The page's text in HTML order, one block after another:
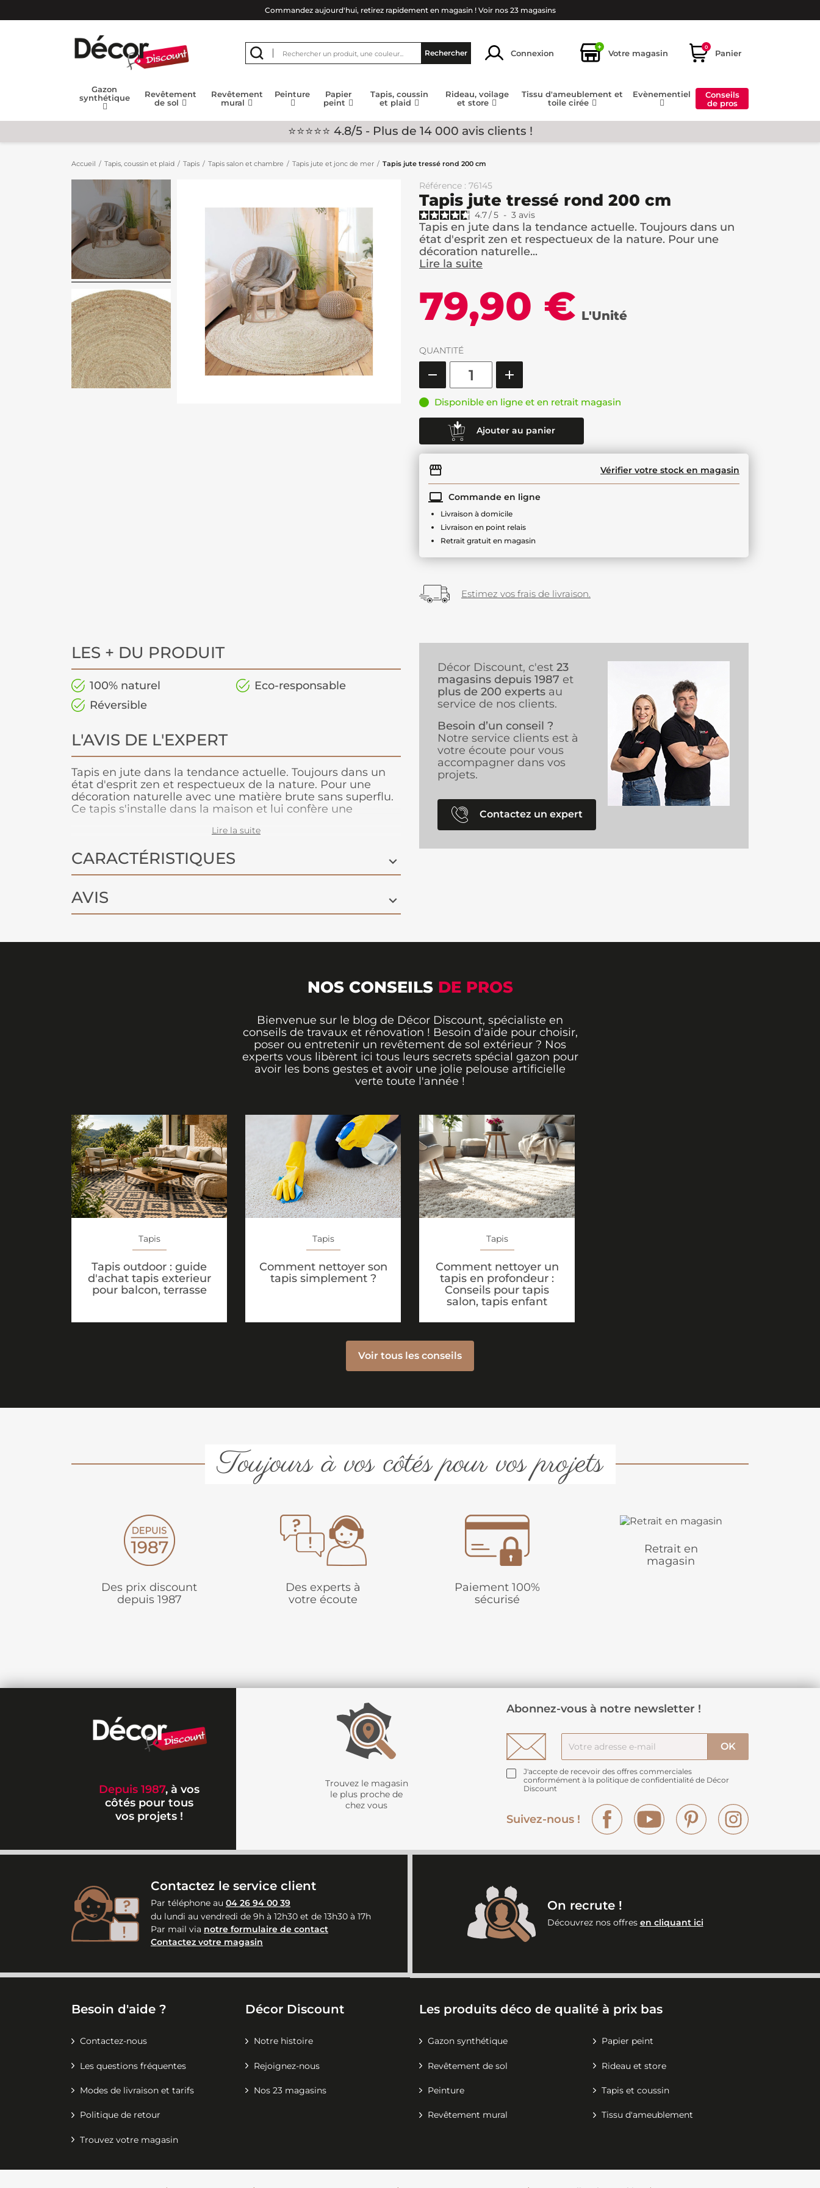
Commandez aujourd'hui, retirez rapidement en magasin ! Voir nos 23 magasins
Rechercher Connexion
+
Votre magasin
0
Panier
Gazon
synthétique
Revêtement
de sol
Revêtement
mural
Peinture
Papier
peint
Tapis, coussin
et plaid
Rideau, voilage
et store
Tissu d'ameublement et
toile cirée
Evènementiel
Conseils
de pros
⭐⭐⭐⭐⭐ 4.8/5 - Plus de 14 000 avis clients !
Accueil Tapis, coussin et plaid Tapis Tapis salon et chambre Tapis jute et jonc de mer Tapis jute tressé rond 200 cm
Référence : 76145
Tapis jute tressé rond 200 cm
4.7/5 - 3 avis
Tapis en jute dans la tendance actuelle. Toujours dans un
état d'esprit zen et respectueux de la nature. Pour une
décoration naturelle...
Lire la suite
79,90 € L'Unité
QUANTITÉ
Disponible en ligne et en retrait magasin
Ajouter au panier
Vérifier votre stock en magasin
Commande en ligne
Livraison à domicile
Livraison en point relais
Retrait gratuit en magasin
Estimez vos frais de livraison.
LES + DU PRODUIT
100% naturel
Eco-responsable
Réversible
L'AVIS DE L'EXPERT
Tapis en jute dans la tendance actuelle. Toujours dans un
état d'esprit zen et respectueux de la nature. Pour une
décoration naturelle avec une matière brute sans superflu.
Ce tapis s'installe dans la maison et lui confère une
Lire la suite
CARACTÉRISTIQUES
AVIS
Décor Discount, c'est 23
magasins depuis 1987 et
plus de 200 experts au
service de nos clients.
Besoin d’un conseil ?
Notre service clients est à
votre écoute pour vous
accompagner dans vos
projets.
Contactez un expert
NOS CONSEILS DE PROS
Bienvenue sur le blog de Décor Discount, spécialiste en
conseils de travaux et rénovation ! Besoin d'aide pour choisir,
poser ou entretenir un revêtement de sol extérieur ? Nos
experts vous libèrent ici tous leurs secrets spécial gazon pour
avoir les bons gestes et avoir une jolie pelouse artificielle
verte toute l'année !
Tapis
Tapis outdoor : guide
d'achat tapis exterieur
pour balcon, terrasse
Tapis
Comment nettoyer son
tapis simplement ?
Tapis
Comment nettoyer un
tapis en profondeur :
Conseils pour tapis
salon, tapis enfant
Voir tous les conseils
Toujours à vos côtés pour vos projets
Des prix discount
depuis 1987
Des experts à
votre écoute
Paiement 100%
sécurisé
Retrait en
magasin
Depuis 1987, à vos
côtés pour tous
vos projets !
Trouvez le magasin
le plus proche de
chez vous
Abonnez-vous à notre newsletter !
J'accepte de recevoir des offres commerciales
conformément à la politique de confidentialité de Décor
Discount
Suivez-nous !
Facebook YouTube Pinterest
Contactez le service client
Par téléphone au 04 26 94 00 39
du lundi au vendredi de 9h à 12h30 et de 13h30 à 17h
Par mail via notre formulaire de contact
Contactez votre magasin
On recrute !
Découvrez nos offres en cliquant ici
Besoin d'aide ?
Contactez-nous
Les questions fréquentes
Modes de livraison et tarifs
Politique de retour
Trouvez votre magasin
Décor Discount
Notre histoire
Rejoignez-nous
Nos 23 magasins
Les produits déco de qualité à prix bas
Gazon synthétique Papier peint
Revêtement de sol Rideau et store
Peinture Tapis et coussin
Revêtement mural Tissu d'ameublement